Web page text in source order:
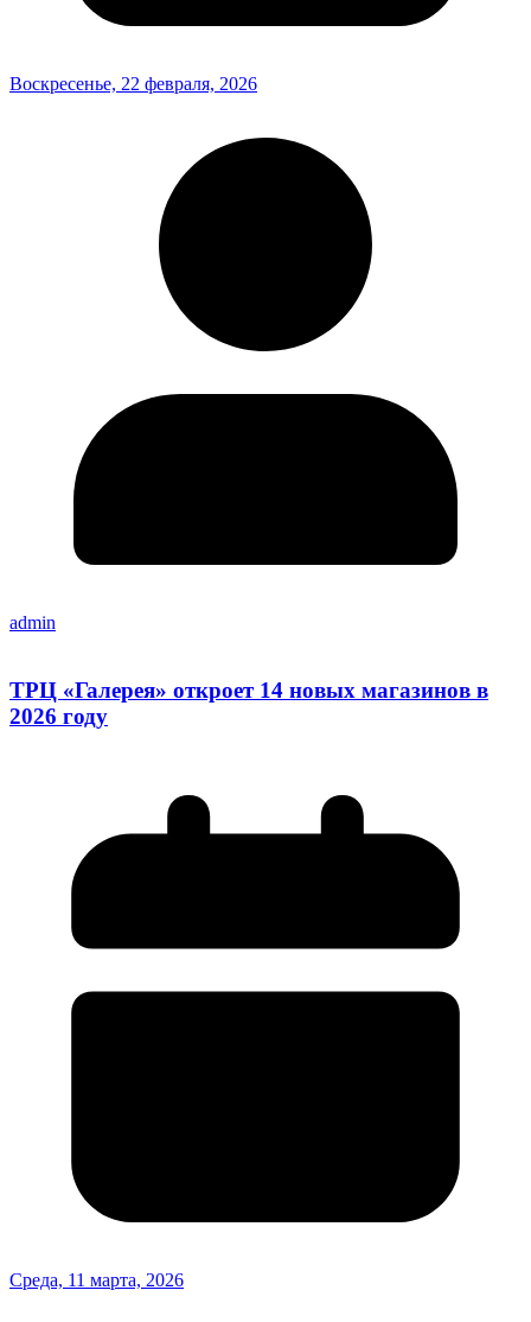
Воскресенье, 22 февраля, 2026
admin
ТРЦ «Галерея» откроет 14 новых магазинов в
2026 году
Среда, 11 марта, 2026